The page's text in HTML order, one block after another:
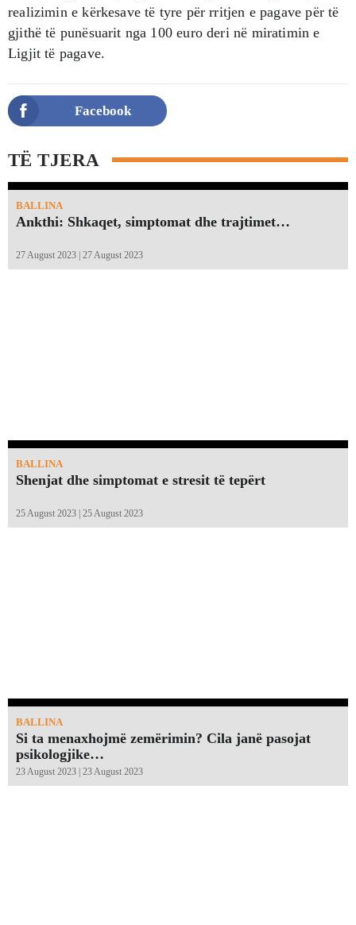
realizimin e kërkesave të tyre për rritjen e pagave për të
gjithë të punësuarit nga 100 euro deri në miratimin e
Ligjit të pagave.
Facebook
TË TJERA
BALLINA
Ankthi: Shkaqet, simptomat dhe trajtimet…
27 August 2023 | 27 August 2023
BALLINA
Shenjat dhe simptomat e stresit të tepërt
25 August 2023 | 25 August 2023
BALLINA
Si ta menaxhojmë zemërimin? Cila janë pasojat
psikologjike…
23 August 2023 | 23 August 2023